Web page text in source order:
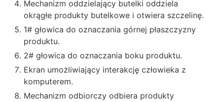
Mechanizm oddzielający butelki oddziela
okrągłe produkty butelkowe i otwiera szczelinę.
1# głowica do oznaczania górnej płaszczyzny
produktu.
2# głowica do oznaczania boku produktu.
Ekran umożliwiający interakcję człowieka z
komputerem.
Mechanizm odbiorczy odbiera produkty